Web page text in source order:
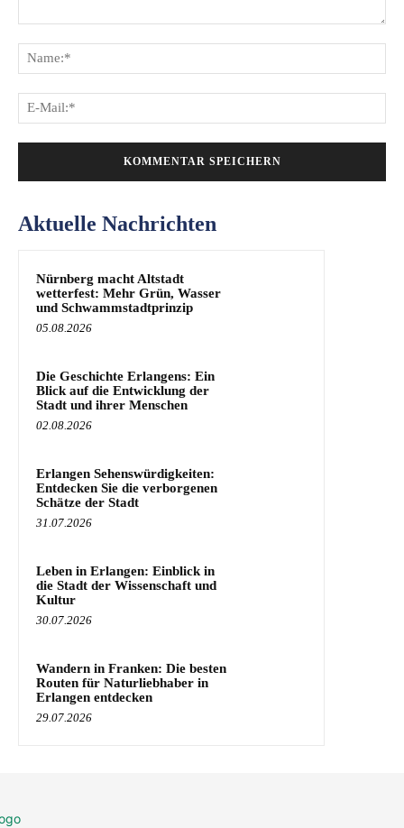
Aktuelle Nachrichten
Nürnberg macht Altstadt
wetterfest: Mehr Grün, Wasser
und Schwammstadtprinzip
05.08.2026
Die Geschichte Erlangens: Ein
Blick auf die Entwicklung der
Stadt und ihrer Menschen
02.08.2026
Erlangen Sehenswürdigkeiten:
Entdecken Sie die verborgenen
Schätze der Stadt
31.07.2026
Leben in Erlangen: Einblick in
die Stadt der Wissenschaft und
Kultur
30.07.2026
Wandern in Franken: Die besten
Routen für Naturliebhaber in
Erlangen entdecken
29.07.2026